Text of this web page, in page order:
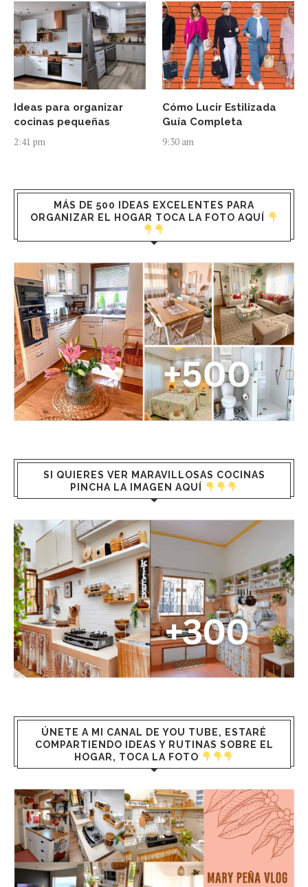
Ideas para organizar
cocinas pequeñas
2:41 pm
Cómo Lucir Estilizada
Guía Completa
9:30 am
MÁS DE 500 IDEAS EXCELENTES PARA
ORGANIZAR EL HOGAR TOCA LA FOTO AQUÍ
SI QUIERES VER MARAVILLOSAS COCINAS
PINCHA LA IMAGEN AQUÍ
ÚNETE A MI CANAL DE YOU TUBE, ESTARÉ
COMPARTIENDO IDEAS Y RUTINAS SOBRE EL
HOGAR, TOCA LA FOTO